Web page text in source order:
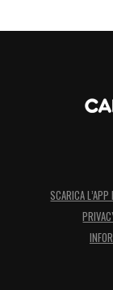
SCARICA